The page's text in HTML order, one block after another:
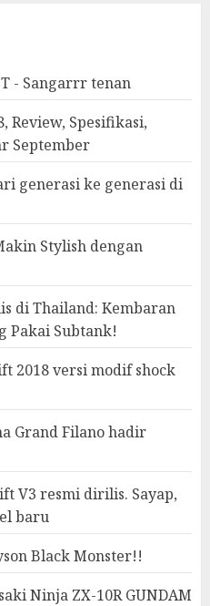
- Sangarrr tenan
Review, Spesifikasi,
September
generasi ke generasi di
Stylish dengan
di Thailand: Kembaran
Pakai Subtank!
2018 versi modif shock
Grand Filano hadir
V3 resmi dirilis. Sayap,
baru
Black Monster!!
Ninja ZX-10R GUNDAM